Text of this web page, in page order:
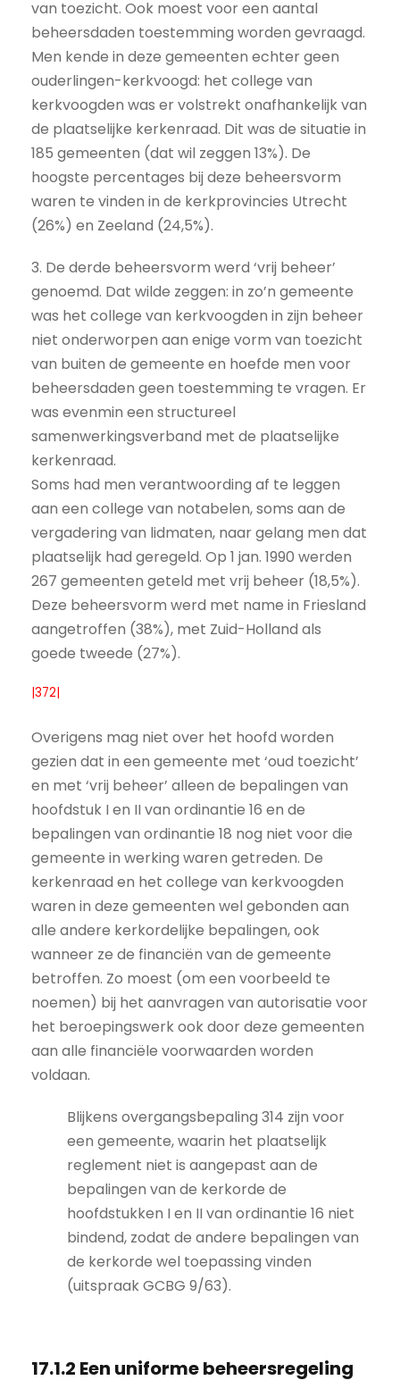
van toezicht. Ook moest voor een aantal
beheersdaden toestemming worden gevraagd.
Men kende in deze gemeenten echter geen
ouderlingen-kerkvoogd: het college van
kerkvoogden was er volstrekt onafhankelijk van
de plaatselijke kerkenraad. Dit was de situatie in
185 gemeenten (dat wil zeggen 13%). De
hoogste percentages bij deze beheersvorm
waren te vinden in de kerkprovincies Utrecht
(26%) en Zeeland (24,5%).
3. De derde beheersvorm werd ‘vrij beheer’
genoemd. Dat wilde zeggen: in zo’n gemeente
was het college van kerkvoogden in zijn beheer
niet onderworpen aan enige vorm van toezicht
van buiten de gemeente en hoefde men voor
beheersdaden geen toestemming te vragen. Er
was evenmin een structureel
samenwerkingsverband met de plaatselijke
kerkenraad.
Soms had men verantwoording af te leggen
aan een college van notabelen, soms aan de
vergadering van lidmaten, naar gelang men dat
plaatselijk had geregeld. Op 1 jan. 1990 werden
267 gemeenten geteld met vrij beheer (18,5%).
Deze beheersvorm werd met name in Friesland
aangetroffen (38%), met Zuid-Holland als
goede tweede (27%).
|372|
Overigens mag niet over het hoofd worden
gezien dat in een gemeente met ‘oud toezicht’
en met ‘vrij beheer’ alleen de bepalingen van
hoofdstuk I en II van ordinantie 16 en de
bepalingen van ordinantie 18 nog niet voor die
gemeente in werking waren getreden. De
kerkenraad en het college van kerkvoogden
waren in deze gemeenten wel gebonden aan
alle andere kerkordelijke bepalingen, ook
wanneer ze de financiën van de gemeente
betroffen. Zo moest (om een voorbeeld te
noemen) bij het aanvragen van autorisatie voor
het beroepingswerk ook door deze gemeenten
aan alle financiële voorwaarden worden
voldaan.
Blijkens overgangsbepaling 314 zijn voor
een gemeente, waarin het plaatselijk
reglement niet is aangepast aan de
bepalingen van de kerkorde de
hoofdstukken I en II van ordinantie 16 niet
bindend, zodat de andere bepalingen van
de kerkorde wel toepassing vinden
(uitspraak GCBG 9/63).
17.1.2 Een uniforme beheersregeling